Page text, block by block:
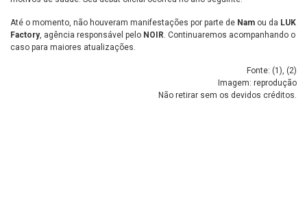
Até o momento, não houveram manifestações por parte de Nam ou da LUK
Factory, agência responsável pelo NOIR. Continuaremos acompanhando o
caso para maiores atualizações.
Fonte: (1 ), (2)
Imagem: reprodução
Não retirar sem os devidos créditos.